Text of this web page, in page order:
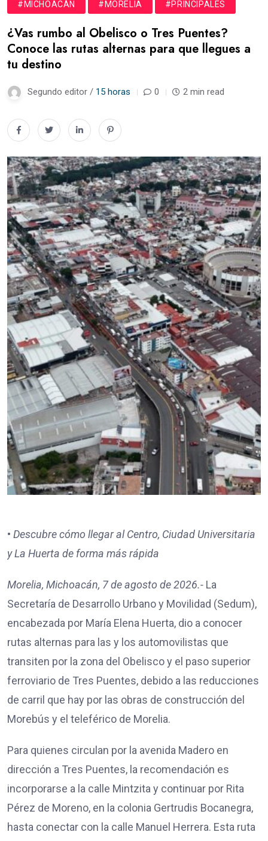
#MICHOACÁN #MORELIA #PRINCIPALES
¿Vas rumbo al Obelisco o Tres Puentes?
Conoce las rutas alternas para que llegues a
tu destino
Segundo editor / 15 horas 0 2 min read
• Descubre cómo llegar al Centro, Ciudad Universitaria
y La Huerta de forma más rápida
Morelia, Michoacán, 7 de agosto de 2026.- La
Secretaría de Desarrollo Urbano y Movilidad (Sedum),
encabezada por María Elena Huerta, dio a conocer
rutas alternas para las y los automovilistas que
transiten por la zona del Obelisco y el paso superior
ferroviario de Tres Puentes, debido a las reducciones
de carril que hay por las obras de construcción del
Morebús y el teleférico de Morelia.
Para quienes circulan por la avenida Madero en
dirección a Tres Puentes, la recomendación es
incorporarse a la calle Mintzita y continuar por Rita
Pérez de Moreno, en la colonia Gertrudis Bocanegra,
hasta conectar con la calle Manuel Herrera. Esta ruta